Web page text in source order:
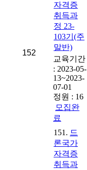
152
자격증
취득과
정 23-
103기(주
말반)
교육기간
: 2023-05-
13~2023-
07-01
정원 : 16
모집완
료
151. 드
론국가
자격증
취득과